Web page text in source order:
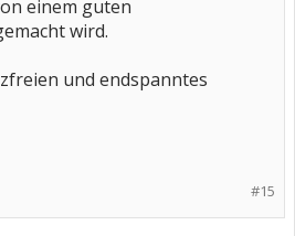
einem guten
wird.
und endspanntes
#15